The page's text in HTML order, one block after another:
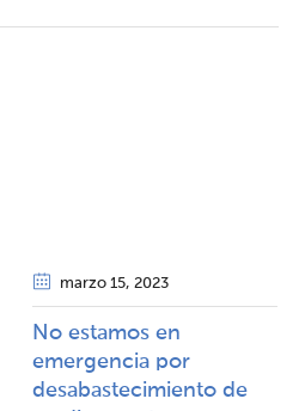
marzo 15, 2023
No estamos en
emergencia por
desabastecimiento de